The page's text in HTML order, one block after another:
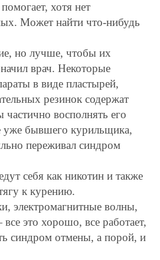
хотя нет
Может найти что-нибудь
но лучше, чтобы их
врач. Некоторые
в виде пластырей,
резинок содержат
восполнять его
уже бывшего курильщика,
переживал синдром
себя как никотин и также
к курению.
электромагнитные волны,
это хорошо, все работает,
синдром отмены, а порой, и